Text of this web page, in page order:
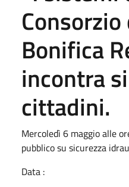
Bonifica
incontra
cittadini.
Mercoledì 6 maggio alle
pubblico su sicurezza
Data :